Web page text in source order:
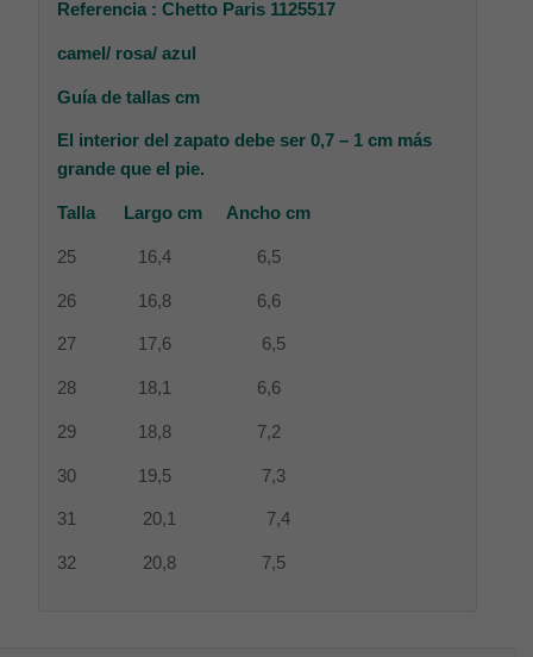
Referencia : Chetto Paris 1125517
camel/ rosa/ azul
Guía de tallas cm
El interior del zapato debe ser 0,7 – 1 cm más
grande que el pie.
Talla Largo cm Ancho cm
25 16,4 6,5
26 16,8 6,6
27 17,6 6,5
28 18,1 6,6
29 18,8 7,2
30 19,5 7,3
31 20,1 7,4
32 20,8 7,5